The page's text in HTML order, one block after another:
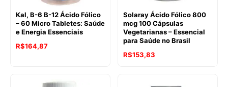
Kal, B-6 B-12 Ácido Fólico
– 60 Micro Tabletes: Saúde
e Energia Essenciais
R$164,87
Solaray Ácido Fólico 800
mcg 100 Cápsulas
Vegetarianas – Essencial
para Saúde no Brasil
R$153,83